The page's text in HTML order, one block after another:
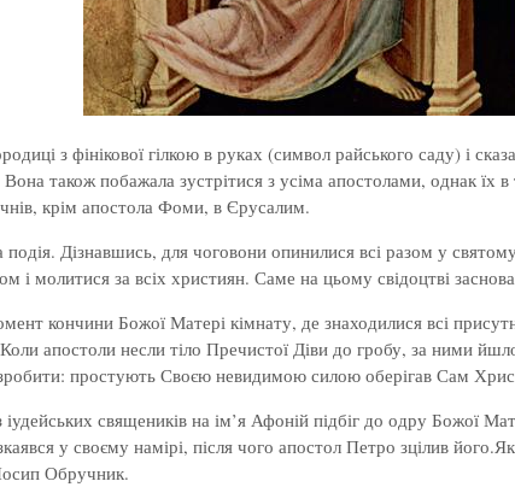
з фінікової гілкою в руках (символ райського саду) і
Вона також побажала зустрітися з усіма апостолами, однак
крім апостола Фоми, в Єрусалим.
подія. Дізнавшись, для чоговони опинилися всі разом у
і молитися за всіх християн. Саме на цьому свідоцтві
кончини Божої Матері кімнату, де знаходилися всі
апостоли несли тіло Пречистої Діви до гробу, за ними
простують Своєю невидимою силою оберігав Сам
іудейських священиків на ім’я Афоній підбіг до одру
у своєму намірі, після чого апостол Петро зцілив
Обручник.